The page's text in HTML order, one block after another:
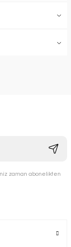
zaman abonelikten